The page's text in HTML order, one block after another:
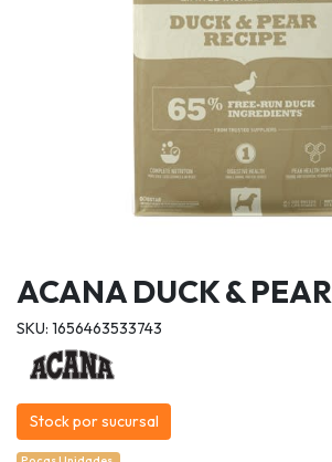
ACANA DUCK & PEAR
SKU: 1656463533743
Stock por sucursal